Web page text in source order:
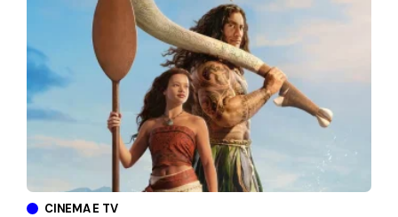
CINEMA E TV